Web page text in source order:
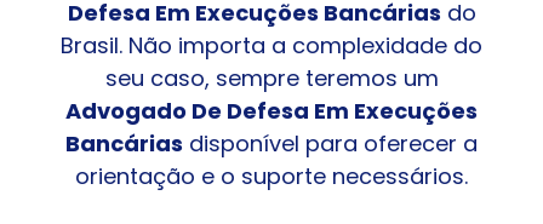
Defesa Em Execuções Bancárias do
Brasil. Não importa a complexidade do
seu caso, sempre teremos um
Advogado De Defesa Em Execuções
Bancárias disponível para oferecer a
orientação e o suporte necessários.